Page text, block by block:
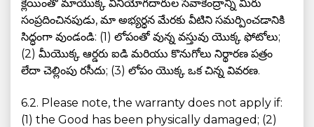
క్లెయింతో మాయొక్క వినియోగదారుల సేవాకేంద్రాన్ని మీరు
సంప్రదించినపుడు, మా అభ్యర్ధన మేరకు వీటిని సమర్పించడానికి
సిద్ధంగా వుండండి: (1) లోపంతో వున్న వస్తువు యొక్క ఫోటోలు;
(2) మీయొక్క ఆర్డరు ఐడి మరియు కొనుగోలు నిర్థారణ పత్రం
లేదా చెల్లింపు రసీదు; (3) లోపం యొక్క ఒక చిన్న వివరణ.
6.2. Please note, the warranty does not apply if:
(1) the Good has been physically damaged; (2)